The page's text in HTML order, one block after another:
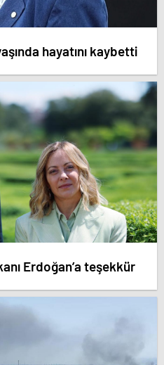
hayatını kaybetti
Erdoğan’a teşekkür